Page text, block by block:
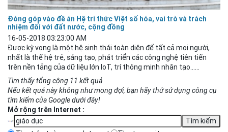
Đóng góp vào đề án Hệ tri thức Việt số hóa, vai trò và trách
nhiệm đối với đất nước, cộng đồng
16-05-2018 03:23:00 AM
Được kỳ vọng là một hệ sinh thái toàn diện để tất cả mọi người,
nhất là thế hệ trẻ, sáng tạo, phát triển các công nghệ tiên tiến
trên nền tảng của dữ liệu lớn IoT, trí thông minh nhân tạo…...
Tìm thấy tổng cộng 11 kết quả
Nếu kết quả này không như mong đợi, bạn hãy thử sử dụng công cụ
tìm kiếm của Google dưới đây!
Mở rộng trên Internet :